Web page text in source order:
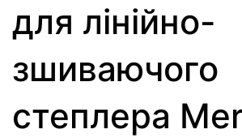
для лінійно-
зшиваючого
степлера